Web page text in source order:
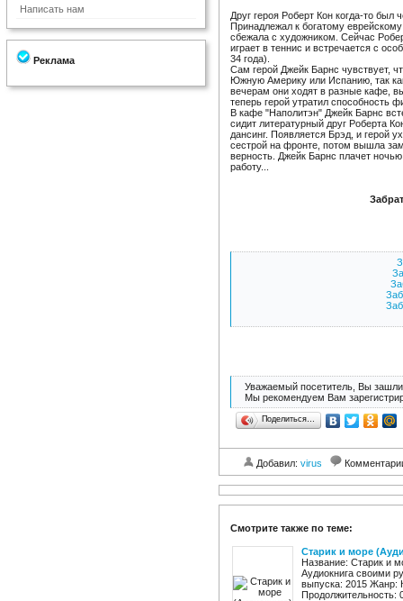
Написать нам
Реклама
Друг героя Роберт Кон когда-то
Принадлежал к богатому
сбежала с художником. Сейчас
играет в теннис и встречается с
34 года).
Сам герой Джейк Барнс чувствует,
Южную Америку или Испанию, так
вечерам они ходят в разные кафе,
теперь герой утратил способность
В кафе "Наполитэн" Джейк Барнс
сидит литературный друг Роберта
дансинг. Появляется Брэд, и герой
сестрой на фронте, потом вышла
верность. Джейк Барнс плачет
работу...
Уважаемый посетитель, Вы зашли
Мы рекомендуем Вам
Поделиться…
Добавил: virus
Смотрите также по теме:
Старик и море
Название: Старик и
Аудиокнига своими
выпуска: 2015 Жанр:
Продолжительность: